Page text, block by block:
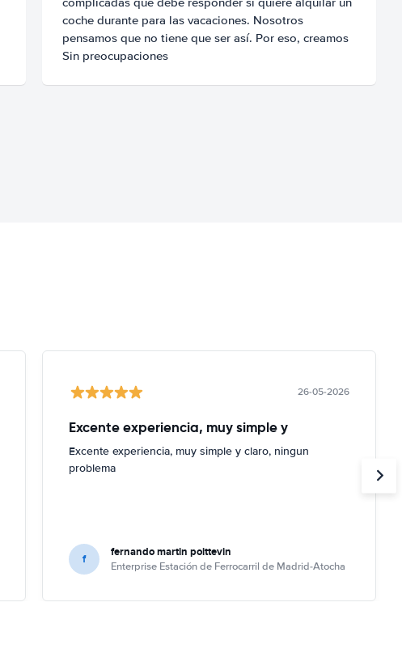
coche durante para las vacaciones. Nosotros
pensamos que no tiene que ser así. Por eso, creamos
Sin preocupaciones
26-05-2026
Excente experiencia, muy simple y
Excente experiencia, muy simple y claro, ningun
problema
f fernando martin poittevin
Enterprise Estación de Ferrocarril de Madrid-Atocha